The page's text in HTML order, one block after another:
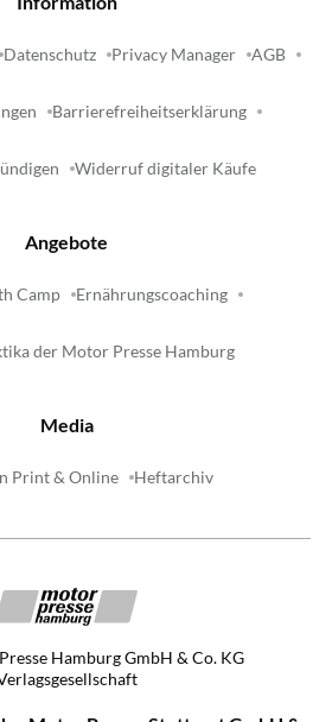
Datenschutz Privacy Manager AGB
Barrierefreiheitserklärung
Widerruf digitaler Käufe
Angebote
Camp Ernährungscoaching
der Motor Presse Hamburg
Media
Print & Online Heftarchiv
Hamburg GmbH & Co. KG